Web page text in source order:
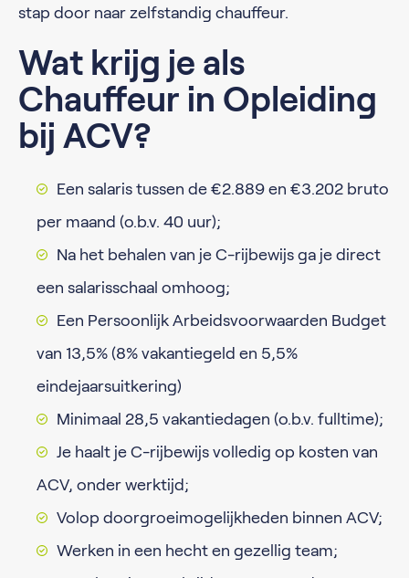
stap door naar zelfstandig chauffeur.
Wat krijg je als
Chauffeur in Opleiding
bij ACV?
Een salaris tussen de €2.889 en €3.202 bruto
per maand (o.b.v. 40 uur);
Na het behalen van je C-rijbewijs ga je direct
een salarisschaal omhoog;
Een Persoonlijk Arbeidsvoorwaarden Budget
van 13,5% (8% vakantiegeld en 5,5%
eindejaarsuitkering)
Minimaal 28,5 vakantiedagen (o.b.v. fulltime);
Je haalt je C-rijbewijs volledig op kosten van
ACV, onder werktijd;
Volop doorgroeimogelijkheden binnen ACV;
Werken in een hecht en gezellig team;